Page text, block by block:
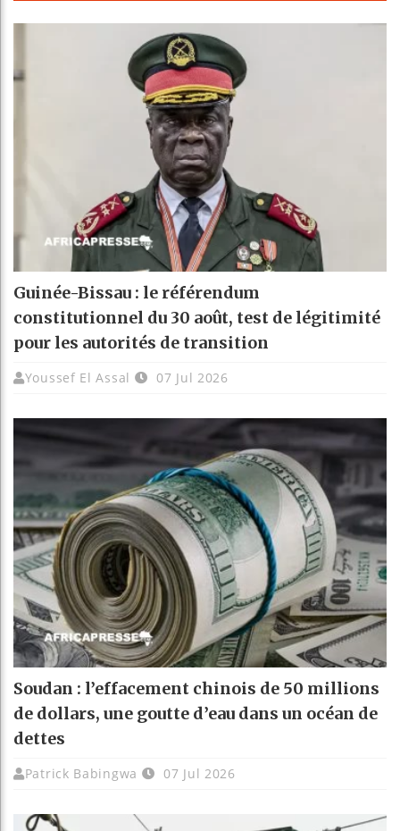
Guinée-Bissau : le référendum
constitutionnel du 30 août, test de légitimité
pour les autorités de transition
Youssef El Assal 07 Jul 2026
Soudan : l’effacement chinois de 50 millions
de dollars, une goutte d’eau dans un océan de
dettes
Patrick Babingwa 07 Jul 2026